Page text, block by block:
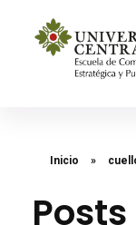
Inicio »